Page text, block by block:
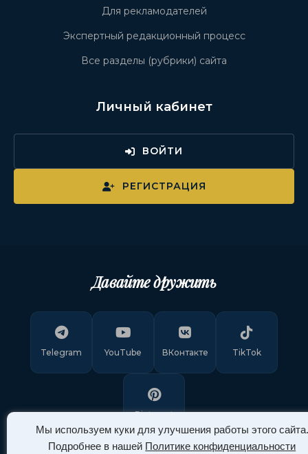
Мы используем куки для улучшения работы этого сайта.
Подробнее в нашей Политике конфиденциальности
Для рекламодателей
Экспертный редакционный процесс
Все разделы (рубрики) сайта
Личный кабинет
ВОЙТИ
РЕГИСТРАЦИЯ
Давайте дружить
Telegram YouTube ВКонтакте TikTok
Pinterest